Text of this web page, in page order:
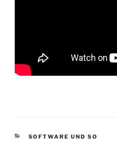
KATEGORIEN
SOFTWARE UND SO